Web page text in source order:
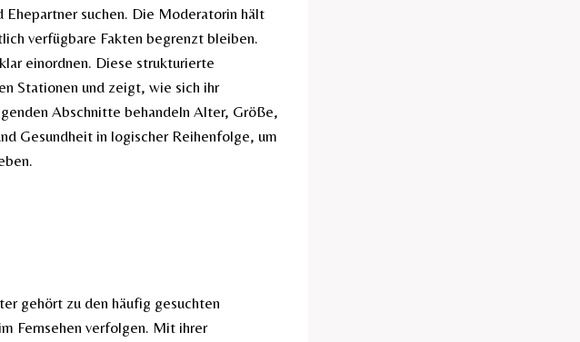
suchen. Die Moderatorin hält
verfügbare Fakten begrenzt bleiben.
einordnen. Diese strukturierte
Stationen und zeigt, wie sich ihr
Abschnitte behandeln Alter, Größe,
Gesundheit in logischer Reihenfolge, um
gehört zu den häufig gesuchten
Fernsehen verfolgen. Mit ihrer